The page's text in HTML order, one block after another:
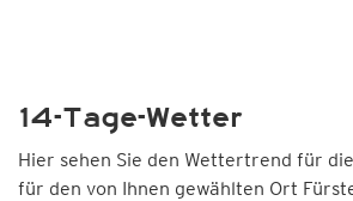
14-Tage-Wetter
Hier sehen Sie den Wettertrend für
für den von Ihnen gewählten Ort